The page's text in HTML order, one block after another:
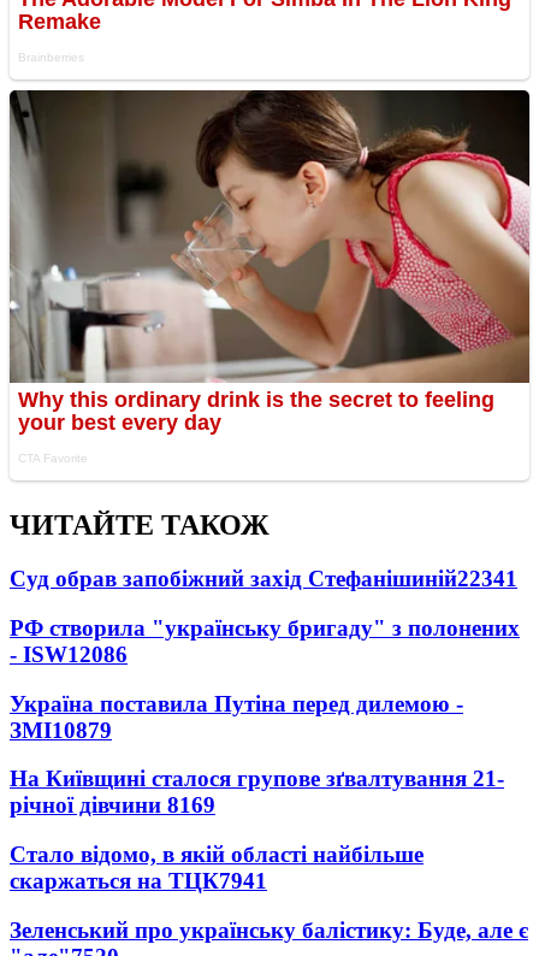
ЧИТАЙТЕ ТАКОЖ
Суд обрав запобіжний захід Стефанішиній22341
РФ створила "українську бригаду" з полонених
- ISW12086
Україна поставила Путіна перед дилемою -
ЗМІ10879
На Київщині сталося групове зґвалтування 21-
річної дівчини 8169
Стало відомо, в якій області найбільше
скаржаться на ТЦК7941
Зеленський про українську балістику: Буде, але є